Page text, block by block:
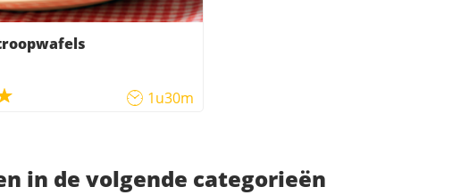
1u30m
in de volgende categorieën